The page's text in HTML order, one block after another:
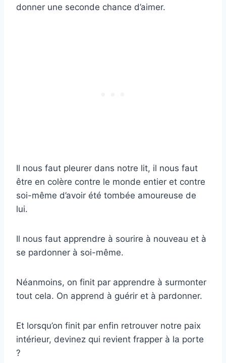
donner une seconde chance d’aimer.
Il nous faut pleurer dans notre lit, il nous faut
être en colère contre le monde entier et contre
soi-même d’avoir été tombée amoureuse de
lui.
Il nous faut apprendre à sourire à nouveau et à
se pardonner à soi-même.
Néanmoins, on finit par apprendre à surmonter
tout cela. On apprend à guérir et à pardonner.
Et lorsqu’on finit par enfin retrouver notre paix
intérieur, devinez qui revient frapper à la porte
?